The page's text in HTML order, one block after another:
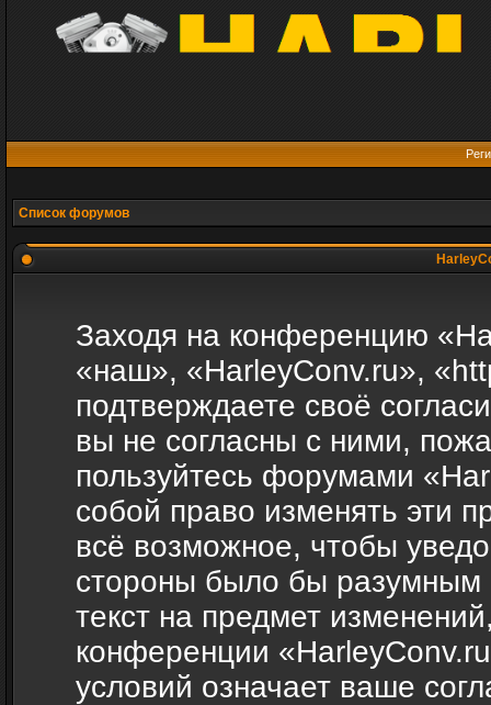
Список форумов
Заходя на конференцию
«наш», «HarleyConv.ru»,
подтверждаете своё
вы не согласны с ними,
пользуйтесь форумами
собой право изменять эти
всё возможное, чтобы
стороны было бы разумным
текст на предмет
конференции
условий означает ваше